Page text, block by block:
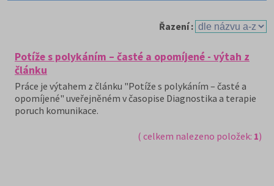
Řazení :
Potíže s polykáním – časté a opomíjené - výtah z
článku
Práce je výtahem z článku "Potíže s polykáním – časté a
opomíjené" uveřejněném v časopise Diagnostika a terapie
poruch komunikace.
( celkem nalezeno položek: 1)